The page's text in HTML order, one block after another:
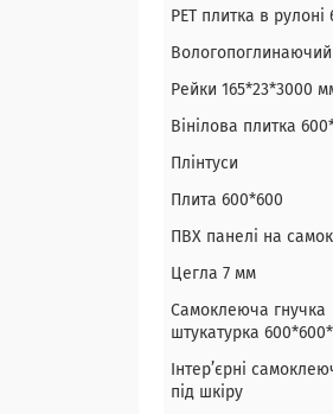
PET плитка в рулоні
Рейки 165*23*3000
Вінілова плитка
Плінтуси
Плита 600*600
ПВХ панелі на
Цегла 7 мм
Самоклеюча гнучка
штукатурка
Інтер’єрні
під шкіру